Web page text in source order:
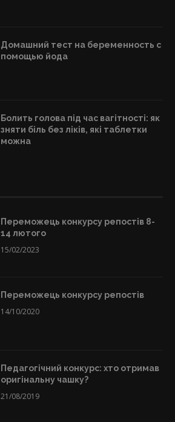
Домашний тест на беременность с
помощью йода
Болить голова під час вагітності: як
зняти біль без ліків, які таблетки
можна
Переможець конкурсу репостів 8-
14 лютого
15/02/2023
Переможець конкурсу репостів
14/10/2020
Педагогічний конкурс: хто отримав
оригінальну чашку?
21/08/2019